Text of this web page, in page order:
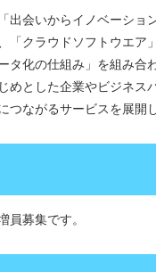
出会いからイノベーショ
「クラウドソフトウエア
タ化の仕組み」を組み合
めとした企業やビジネス
つながるサービスを展開
員募集です。